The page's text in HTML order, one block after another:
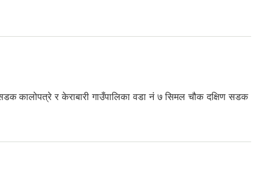
कालोपत्रे र केराबारी गाउँपालिका वडा नं ७ सिमल चौक दक्षिण सडक